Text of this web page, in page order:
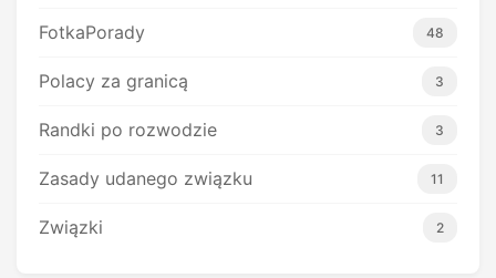
FotkaPorady 48
Polacy za granicą 3
Randki po rozwodzie 3
Zasady udanego związku 11
Związki 2